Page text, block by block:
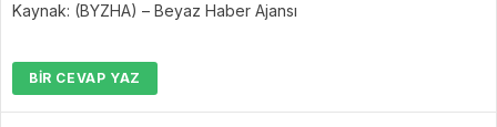
Kaynak: (BYZHA) – Beyaz Haber Ajansı
BIR CEVAP YAZ